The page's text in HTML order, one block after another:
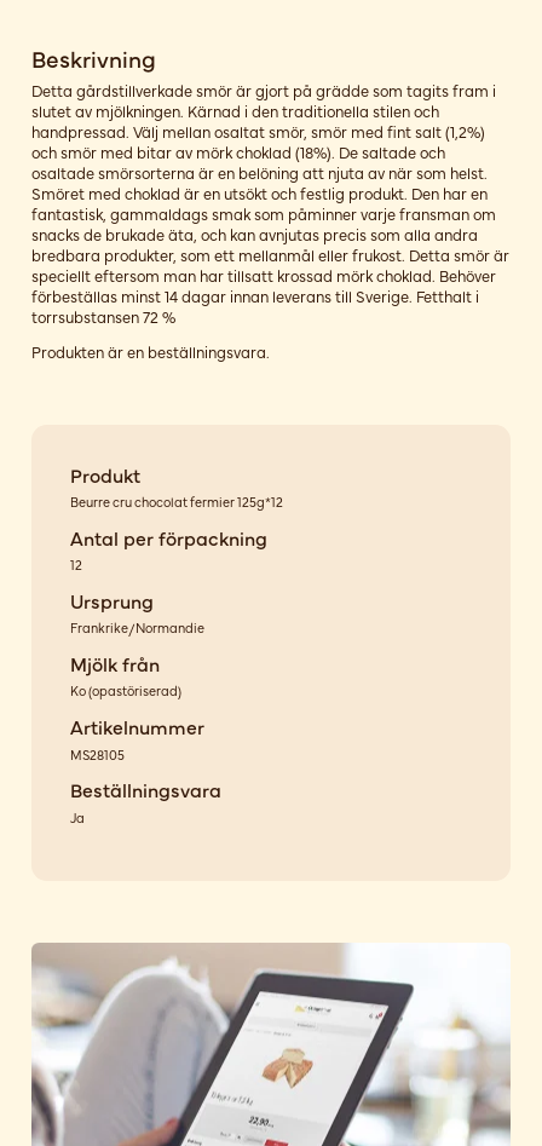
Beskrivning
Detta gårdstillverkade smör är gjort på grädde som tagits fram i
slutet av mjölkningen. Kärnad i den traditionella stilen och
handpressad. Välj mellan osaltat smör, smör med fint salt (1,2%)
och smör med bitar av mörk choklad (18%). De saltade och
osaltade smörsorterna är en belöning att njuta av när som helst.
Smöret med choklad är en utsökt och festlig produkt. Den har en
fantastisk, gammaldags smak som påminner varje fransman om
snacks de brukade äta, och kan avnjutas precis som alla andra
bredbara produkter, som ett mellanmål eller frukost. Detta smör är
speciellt eftersom man har tillsatt krossad mörk choklad. Behöver
förbeställas minst 14 dagar innan leverans till Sverige. Fetthalt i
torrsubstansen 72 %
Produkten är en beställningsvara.
Produkt
Beurre cru chocolat fermier 125g*12
Antal per förpackning
12
Ursprung
Frankrike/Normandie
Mjölk från
Ko(opastöriserad)
Artikelnummer
MS28105
Beställningsvara
Ja